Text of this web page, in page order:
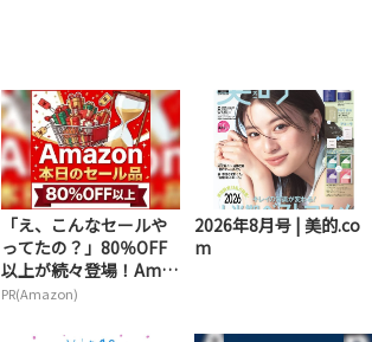
「え、こんなセールや
ってたの？」80％OFF
以上が続々登場！Amaz
onの本気が...
PR(Amazon)
2026年8月号 | 美的.co
m